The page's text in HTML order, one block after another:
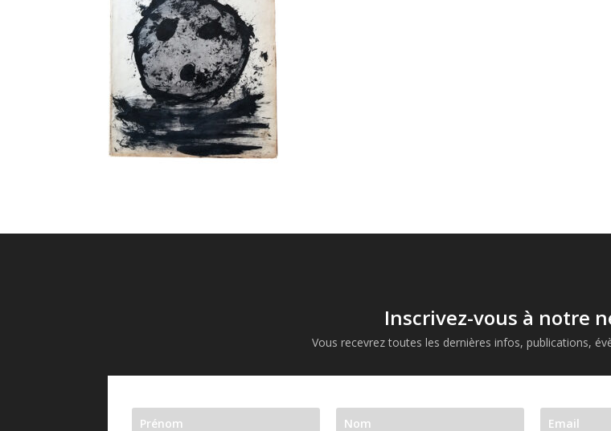
Inscrivez-vous à notre
Vous recevrez toutes les dernières infos, publications,